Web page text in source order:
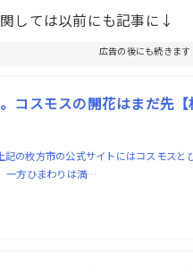
しては以前にも記事に↓
広告の後にも続きます
コスモスの開花はまだ先
の枚方市の公式サイトにはコスモスと
一方ひまわりは満…